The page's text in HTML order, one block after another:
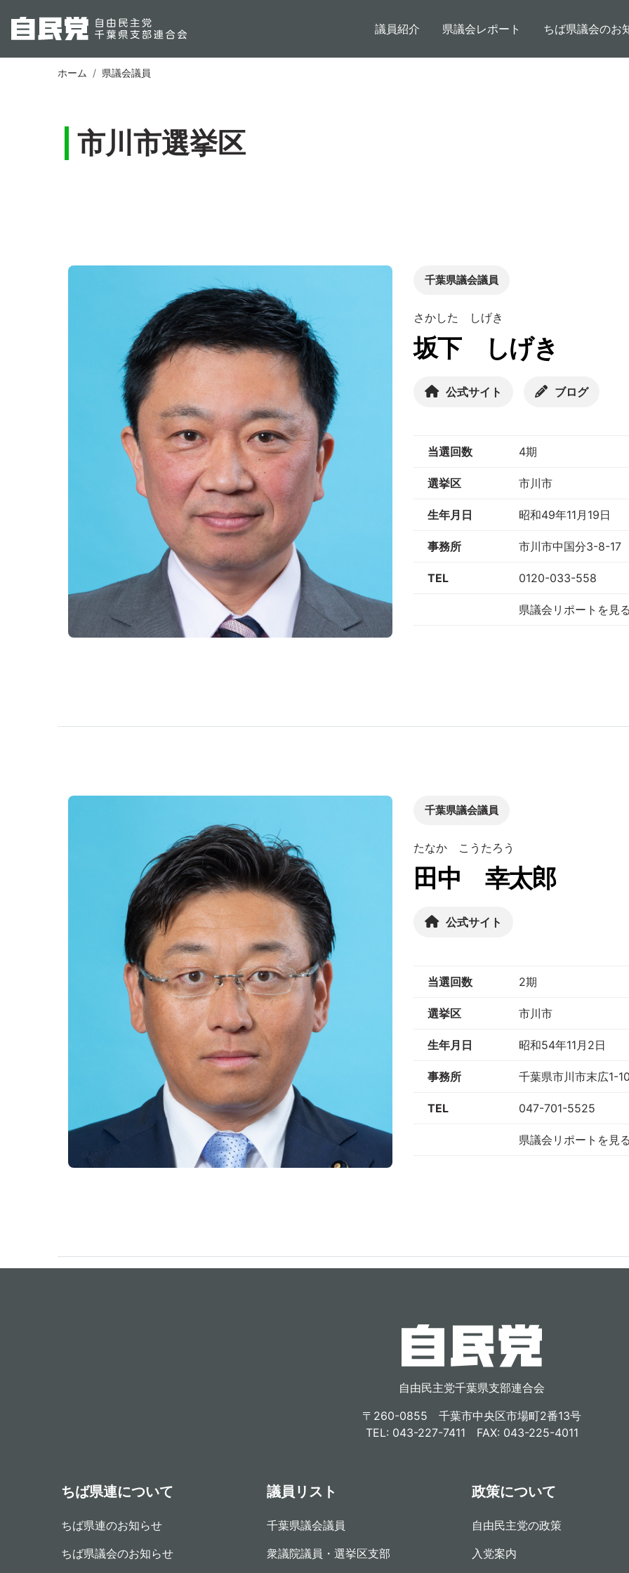
メインナビゲーション
議員紹介 県議会レポート ちば県議会のお
ホーム 県議会議員
市川市選挙区
千葉県議会議員
さかした しげき
坂下 しげき
公式サイト ブログ
当選回数 4期
選挙区 市川市
生年月日 昭和49年11月19日
事務所 市川市中国分3-8-17
TEL 0120-033-558
県議会リポートを見
千葉県議会議員
たなか こうたろう
田中 幸太郎
公式サイト
当選回数 2期
選挙区 市川市
生年月日 昭和54年11月2日
事務所 千葉県市川市末広1-
TEL 047-701-5525
県議会リポートを見
自由民主党千葉県支部連合会
〒260-0855 千葉市中央区市場町2番13号
TEL: 043-227-7411 FAX: 043-225-4011
ちば県連について
ちば県連のお知らせ
ちば県議会のお知らせ
議員リスト
千葉県議会議員
衆議院議員・選挙区支部
政策について
自由民主党の政策
入党案内